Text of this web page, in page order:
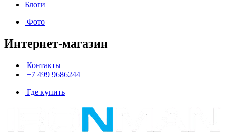
Блоги
Фото
Интернет-магазин
Контакты
+7 499 9686244
Где купить